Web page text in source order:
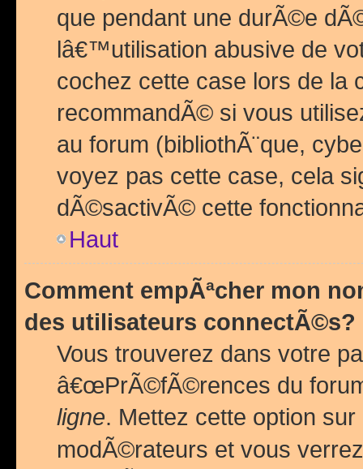
que pendant une durÃ©e
lâ€™utilisation abusive de
cochez cette case lors de
recommandÃ© si vous
au forum (bibliothÃ¨que,
voyez pas cette case, cela
dÃ©sactivÃ© cette
Haut
Comment empÃªcher mon
des utilisateurs connectÃ©s?
Vous trouverez dans votre
â€œPrÃ©fÃ©rences du
ligne. Mettez cette option sur
modÃ©rateurs et vous